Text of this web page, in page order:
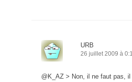
URB
26 juillet 2009 à
@K_AZ > Non, il ne faut pas,